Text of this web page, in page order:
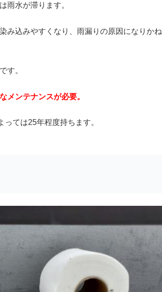
雨水が滞ります。
み込みやすくなり、雨漏りの原因になりかね
す。
メンテナンスが必要。
ては25年程度持ちます。